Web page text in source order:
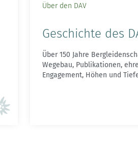
Über den DAV
Geschichte des
Über 150 Jahre
Wegebau, Publikationen,
Engagement, Höhen und